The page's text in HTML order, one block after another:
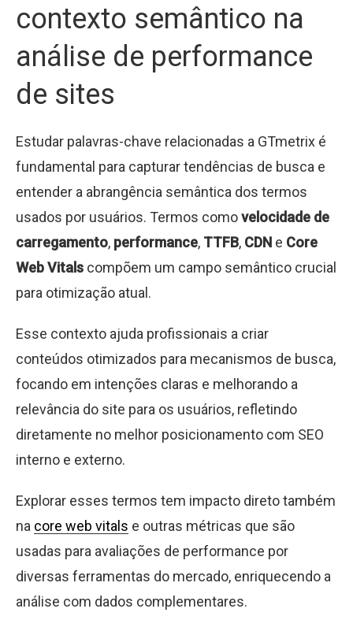
contexto semântico na
análise de performance
de sites
Estudar palavras-chave relacionadas a GTmetrix é
fundamental para capturar tendências de busca e
entender a abrangência semântica dos termos
usados por usuários. Termos comovelocidade de
carregamento, performance, TTFB, CDN e Core
Web Vitals compõem um campo semântico crucial
para otimização atual.
Esse contexto ajuda profissionais a criar
conteúdos otimizados para mecanismos de busca,
focando em intenções claras e melhorando a
relevância do site para os usuários, refletindo
diretamente no melhor posicionamento com SEO
interno e externo.
Explorar esses termos tem impacto direto também
na core web vitals e outras métricas que são
usadas para avaliações de performance por
diversas ferramentas do mercado, enriquecendo a
análise com dados complementares.